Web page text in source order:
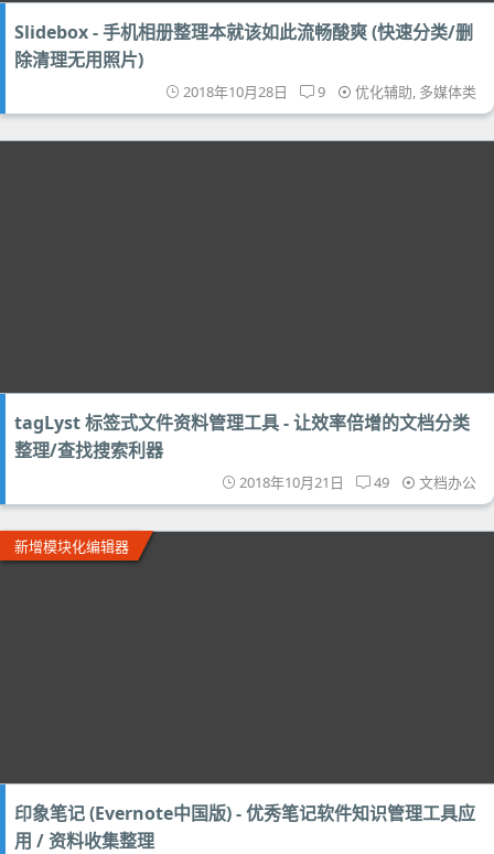
Slidebox - 手机相册整理本就该如此流畅酸爽 (快速分类/删
除清理无用照片)
2018年10月28日 9 优化辅助, 多媒体类
tagLyst 标签式文件资料管理工具 - 让效率倍增的文档分类
整理/查找搜索利器
2018年10月21日 49 文档办公
新增模块化编辑器
印象笔记 (Evernote中国版) - 优秀笔记软件知识管理工具应
用 / 资料收集整理